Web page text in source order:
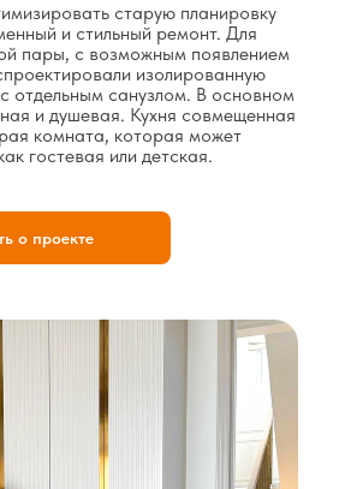
старую планировку
и стильный ремонт. Для
пары, с возможным появлением
изолированную
отдельным санузлом. В основном
и душевая. Кухня совмещенная
комната, которая может
гостевая или детская.
о проекте